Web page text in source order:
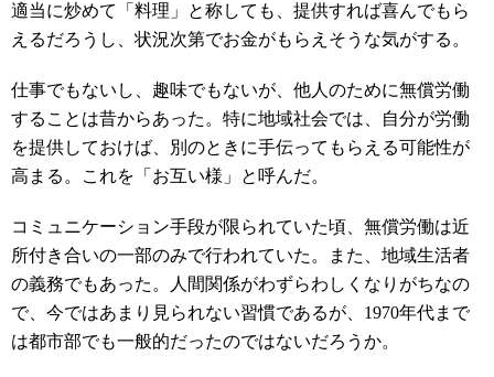
適当に炒めて「料理」と称しても、提供すれば喜んでもら
えるだろうし、状況次第でお金がもらえそうな気がする。
仕事でもないし、趣味でもないが、他人のために無償労働
することは昔からあった。特に地域社会では、自分が労働
を提供しておけば、別のときに手伝ってもらえる可能性が
高まる。これを「お互い様」と呼んだ。
コミュニケーション手段が限られていた頃、無償労働は近
所付き合いの一部のみで行われていた。また、地域生活者
の義務でもあった。人間関係がわずらわしくなりがちなの
で、今ではあまり見られない習慣であるが、1970年代まで
は都市部でも一般的だったのではないだろうか。